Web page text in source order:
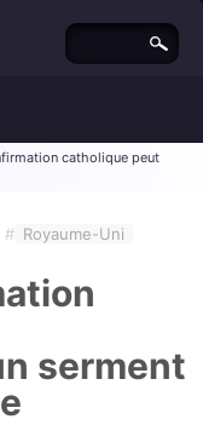
catholique peut
# Royaume-Uni
serment